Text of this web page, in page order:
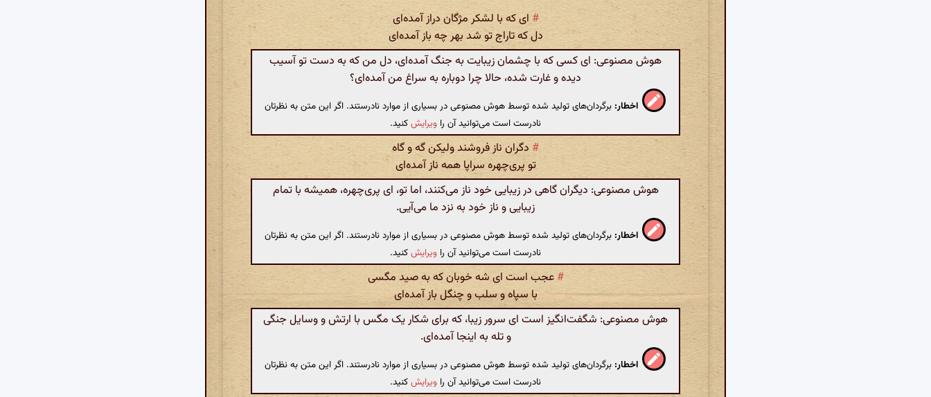
#ای که با لشکر مژگان دراز آمده‌ای
دل که تاراج تو شد بهر چه باز آمده‌ای
هوش مصنوعی: ای کسی که با چشمان زیبایت به جنگ آمده‌ای، دل من که به دست تو آسیب
دیده و غارت شده، حالا چرا دوباره به سراغ من آمده‌ای؟
اخطار: برگردان‌های تولید شده توسط هوش مصنوعی در بسیاری از موارد نادرستند. اگر این متن به نظرتان
نادرست است می‌توانید آن را ویرایشکنید.
#دگران ناز فروشند ولیکن گه و گاه
تو پری‌چهره سراپا همه ناز آمده‌ای
هوش مصنوعی: دیگران گاهی در زیبایی خود ناز می‌کنند، اما تو، ای پری‌چهره، همیشه با تمام
زیبایی و ناز خود به نزد ما می‌آیی.
اخطار: برگردان‌های تولید شده توسط هوش مصنوعی در بسیاری از موارد نادرستند. اگر این متن به نظرتان
نادرست است می‌توانید آن را ویرایشکنید.
# عجب است ای شه خوبان که به صید مگسی
با سپاه و سلب و چنگل باز آمده‌ای
هوش مصنوعی: شگفت‌انگیز است ای سرور زیبا، که برای شکار یک مگس با ارتش و وسایل جنگی
و تله به اینجا آمده‌ای.
اخطار: برگردان‌های تولید شده توسط هوش مصنوعی در بسیاری از موارد نادرستند. اگر این متن به نظرتان
نادرست است می‌توانید آن را ویرایشکنید.